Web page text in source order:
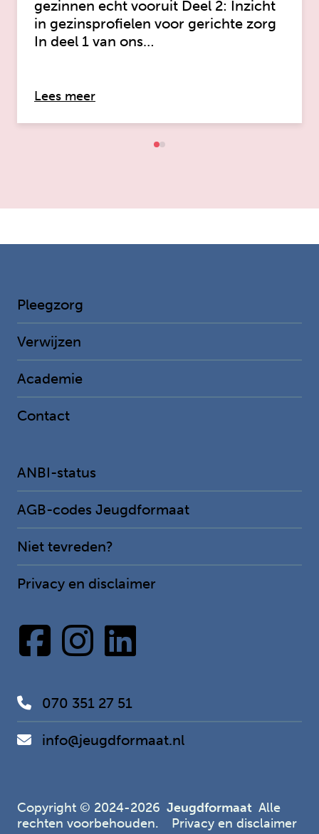
gezinnen echt vooruit Deel 2: Inzicht
in gezinsprofielen voor gerichte zorg
In deel 1 van ons…
Lees meerover: Drieluik deel 2: Inzicht in
Pleegzorg
Verwijzen
Academie
Contact
ANBI-status
AGB-codes Jeugdformaat
Niet tevreden?
Privacy en disclaimer
070 351 27 51
info@jeugdformaat.nl
Copyright © 2024-2026 Jeugdformaat Alle
rechten voorbehouden.
Privacy en disclaimer